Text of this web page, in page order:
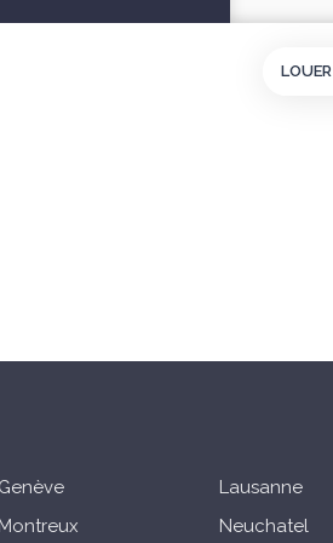
LOUER
Genève
Lausanne
Montreux Neuchatel